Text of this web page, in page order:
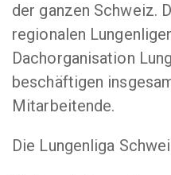
der ganzen Schweiz.
regionalen
Dachorganisation
beschäftigen
Mitarbeitende.
Die Lungenliga